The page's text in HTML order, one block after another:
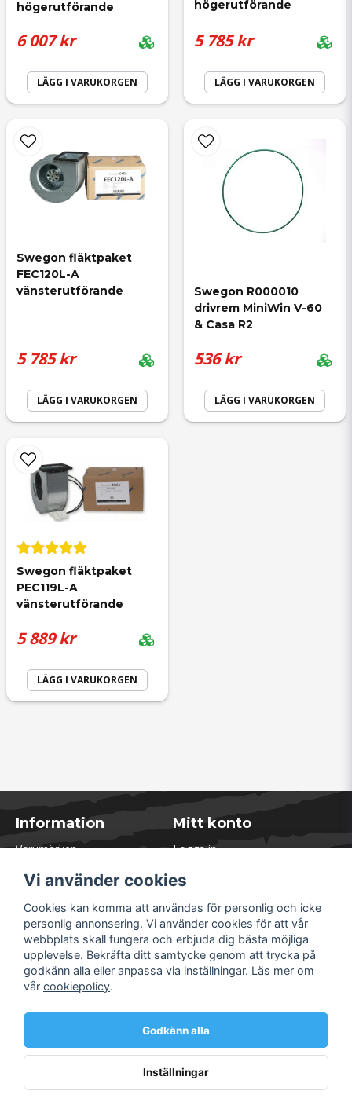
Skicka fråga
högerutförande
6 007 kr
LÄGG I VARUKORGEN
högerutförande
5 785 kr
LÄGG I VARUKORGEN
Swegon fläktpaket
FEC120L-A
vänsterutförande
5 785 kr
LÄGG I VARUKORGEN
Swegon R000010
drivrem MiniWin V-60
& Casa R2
536 kr
LÄGG I VARUKORGEN
Swegon fläktpaket
PEC119L-A
vänsterutförande
5 889 kr
LÄGG I VARUKORGEN
Information
Varumärken
Kontakta oss
Öppettider Lager
Om Soliduct
Soliduct & Ventilation.se
Informationssidor
Returer
Villkor & Policy
Mitt konto
Logga in
Glömt lösenord?
Säkra betalningar
Vi använder cookies
Cookies kan komma att användas för personlig och icke
personlig annonsering. Vi använder cookies för att vår
webbplats skall fungera och erbjuda dig bästa möjliga
upplevelse. Bekräfta ditt samtycke genom att trycka på
godkänn alla eller anpassa via inställningar. Läs mer om
vår cookiepolicy.
Godkänn alla
Inställningar